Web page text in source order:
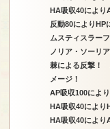
HA吸収40により
反動80によりHP
ムスティスラー
ノリア・ソーリ
棘による反撃！
メージ！
AP吸収100によ
HA吸収40により
HA吸収40により